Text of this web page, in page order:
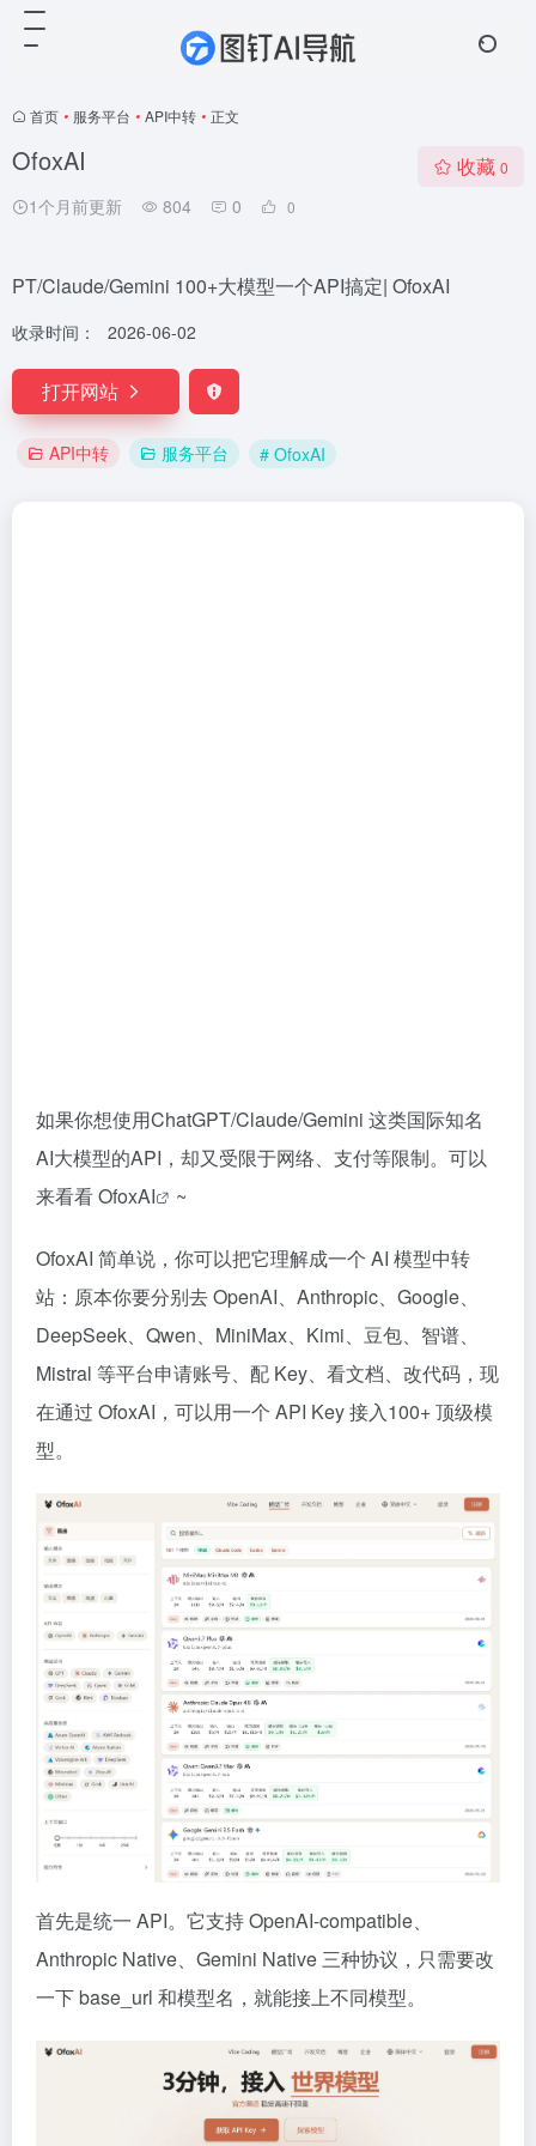
首页 • 服务平台 • API中转 • 正文
OfoxAI
1个月前更新 804 0 0
收藏 0
PT/Claude/Gemini 100+大模型一个API搞定| OfoxAI
收录时间： 2026-06-02
打开网站
API中转 服务平台 # OfoxAI
如果你想使用ChatGPT/Claude/Gemini 这类国际知名
AI大模型的API，却又受限于网络、支付等限制。可以
来看看OfoxAI ~
OfoxAI 简单说，你可以把它理解成一个 AI 模型中转
站：原本你要分别去 OpenAI、Anthropic、Google、
DeepSeek、Qwen、MiniMax、Kimi、豆包、智谱、
Mistral 等平台申请账号、配 Key、看文档、改代码，现
在通过 OfoxAI，可以用一个 API Key 接入100+ 顶级模
型。
首先是统一 API。它支持 OpenAI-compatible、
Anthropic Native、Gemini Native 三种协议，只需要改
一下 base_url 和模型名，就能接上不同模型。